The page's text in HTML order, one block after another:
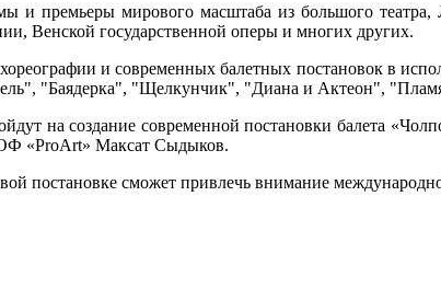
и премьеры мирового масштаба из большого
Венской государственной оперы и многих других.
и современных балетных постановок в
"Баядерка", "Щелкунчик", "Диана и Актеон",
на создание современной постановки балета
ОФ «ProArt» Максат Сыдыков.
постановке сможет привлечь внимание